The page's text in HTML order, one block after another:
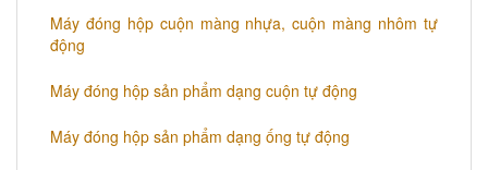
Máy đóng hộp cuộn màng nhựa, cuộn màng nhôm tự
động
Máy đóng hộp sản phẩm dạng cuộn tự động
Máy đóng hộp sản phẩm dạng ống tự động